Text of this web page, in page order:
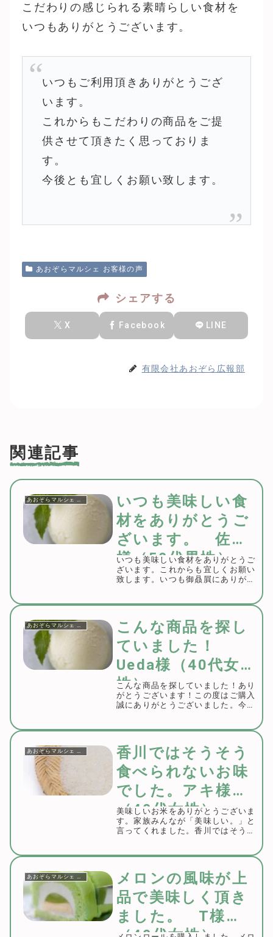
こだわりの感じられる素晴らしい食材を
いつもありがとうございます。
いつもご利用頂きありがとうござ
います。
これからもこだわりの商品をご提
供させて頂きたく思っておりま
す。
今後とも宜しくお願い致します。
あおぞらマルシェ お客様の声
シェアする
X Facebook LINE
有限会社あおぞら広報部
関連記事
あおぞらマルシェ お客様の声
いつも美味しい食
材をありがとうご
ざいます。 佐藤
様（50代男性）
いつも美味しい食材をありがとうご
ざいます。これからも宜しくお願い
致します。いつも御贔屓にありがと
思っておりますので、またリクエス
ト等もお申し付け頂けますと有難く
思います。今後と...
あおぞらマルシェ お客様の声
こんな商品を探し
ていました！
Ueda様（40代女
性）
こんな商品を探していました！あり
がとうございます！この度はご購入
誠にありがとうございました。今後
ます。よろしくお願いいたします。
香川ではそうそう
食べられないお味
でした。アキ様
（40代女性）
美味しいお米をありがとうございま
す。家族みんなが「美味しい。」と
言ってくれました。香川ではそうそ
キークイーン」と言うのですね。こ
の度はご利用誠にありがとうござい
ます。ミルキーク...
メロンの風味が上
品で美味しく頂き
ました。 T様